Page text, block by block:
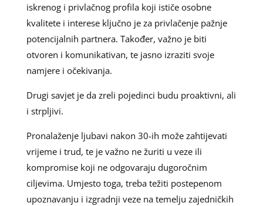
iskrenog i privlačnog profila koji ističe osobne
kvalitete i interese ključno je za privlačenje pažnje
potencijalnih partnera. Također, važno je biti
otvoren i komunikativan, te jasno izraziti svoje
namjere i očekivanja.
Drugi savjet je da zreli pojedinci budu proaktivni, ali
i strpljivi.
Pronalaženje ljubavi nakon 30-ih može zahtijevati
vrijeme i trud, te je važno ne žuriti u veze ili
kompromise koji ne odgovaraju dugoročnim
ciljevima. Umjesto toga, treba težiti postepenom
upoznavanju i izgradnji veze na temelju zajedničkih